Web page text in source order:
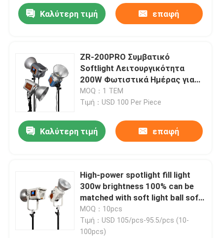
Καλύτερη τιμή επαφή
ZR-200PRO Συμβατικό
Softlight Λειτουργικότητα
200W Φωτιστικά Ημέρας για
Φωτογραφία για Webcasting
και Στούντιο
MOQ：1 ΤΕΜ
Τιμή：USD 100 Per Piece
Καλύτερη τιμή επαφή
High-power spotlight fill light
300w brightness 100% can be
matched with soft light ball soft
light cover suitable for portrait
photography fill light
MOQ：10pcs
Τιμή：USD 105/pcs-95.5/pcs (10-
100pcs)